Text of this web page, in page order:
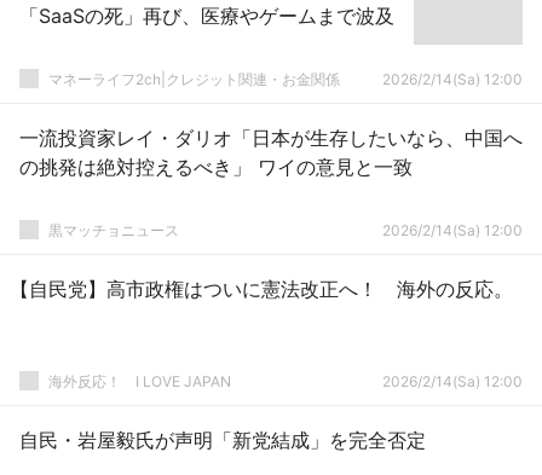
「SaaSの死」再び、医療やゲームまで波及
マネーライフ2ch|クレジット関連・お金関係 2026/2/14(Sa) 12:00
一流投資家レイ・ダリオ「日本が生存したいなら、中国へ
の挑発は絶対控えるべき」 ワイの意見と一致
黒マッチョニュース 2026/2/14(Sa) 12:00
【自民党】高市政権はついに憲法改正へ！ 海外の反応。
海外反応！ I LOVE JAPAN 2026/2/14(Sa) 12:00
自民・岩屋毅氏が声明「新党結成」を完全否定